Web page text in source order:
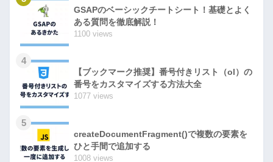
GSAPのベーシックチートシート！基礎とよく
ある質問を徹底解説！
1100 views
4
【ブックマーク推奨】番号付きリスト（ol）の
番号をカスタマイズする方法大全
1077 views
5
createDocumentFragment()で複数の要素を
ひと手間で追加する
1008 views